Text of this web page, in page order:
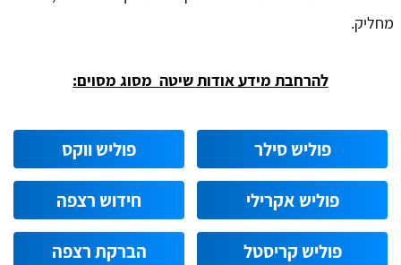
מחליק.
להרחבת מידע אודות שיטה מסוג מסוים:
פוליש סילר פוליש ווקס
פוליש אקרילי חידוש רצפה
פוליש קריסטל הברקת רצפה